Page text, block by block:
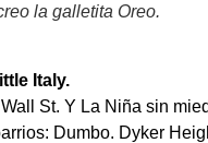
la galletita Oreo.
Italy.
St. Y La Niña sin
Dumbo. Dyker